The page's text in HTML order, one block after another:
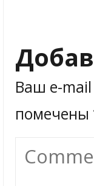
Ваш e-mail
помечены